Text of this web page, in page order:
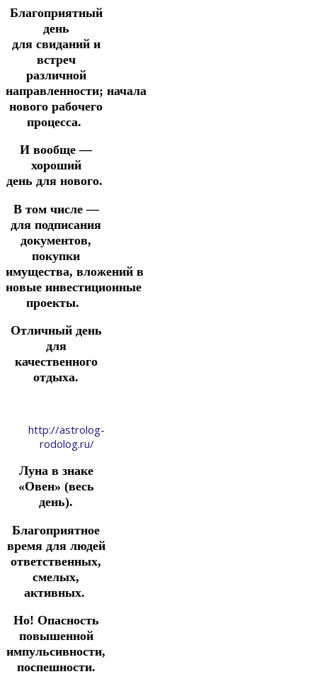
Благоприятный
день
для свиданий и
встреч
различной
направленности; начала
нового рабочего
процесса.
И вообще —
хороший
день для нового.
В том числе —
для подписания
документов,
покупки
имущества, вложений в
новые инвестиционные
проекты.
Отличный день
для
качественного
отдыха.
http://astrolog-
rodolog.ru/
Луна в знаке
«Овен» (весь
день).
Благоприятное
время для людей
ответственных,
смелых,
активных.
Но! Опасность
повышенной
импульсивности,
поспешности.